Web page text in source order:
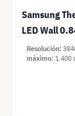
Samsung
LED Wall
Resolución
máximo 1.400